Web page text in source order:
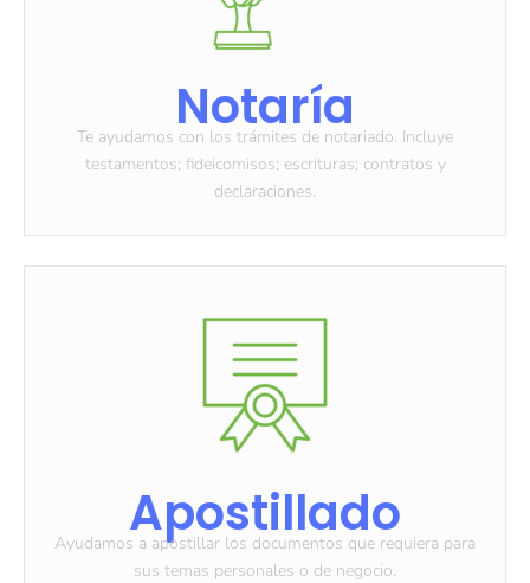
Notaría
Te ayudamos con los trámites de notariado. Incluye
testamentos; fideicomisos; escrituras; contratos y
declaraciones.
Apostillado
Ayudamos a apostillar los documentos que requiera para
sus temas personales o de negocio.